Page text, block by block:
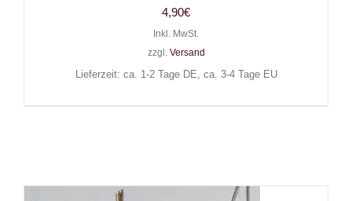
4,90€
Inkl. MwSt.
zzgl. Versand
Lieferzeit: ca. 1-2 Tage DE, ca. 3-4 Tage EU